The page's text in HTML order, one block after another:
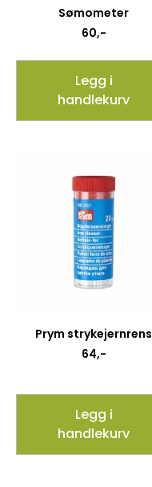
Sømometer
60,-
Legg i
handlekurv
Prym strykejernrens
64,-
Legg i
handlekurv